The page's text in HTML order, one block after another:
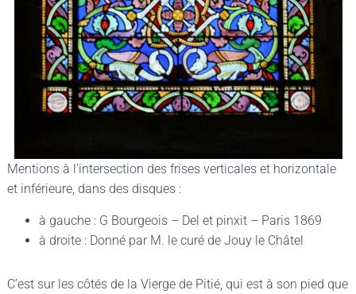
Mentions à l’intersection des frises verticales et horizontale
et inférieure, dans des disques :
à gauche : G Bourgeois – Del et pinxit – Paris 1869
à droite : Donné par M. le curé de Jouy le Châtel
C’est sur les côtés de la Vierge de Pitié, qui est à son pied que